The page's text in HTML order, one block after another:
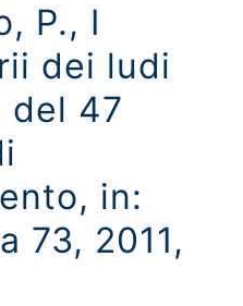
P., I
dei ludi
del 47
in:
73, 2011,